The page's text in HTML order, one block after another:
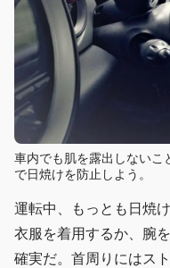
車内でも肌を露出しないこ
で日焼けを防止しよう。
運転中、もっとも日焼
衣服を着用するか、腕
確実だ。首周りにはス